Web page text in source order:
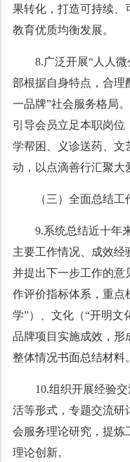
果转化，打造可持续、
教育优质均衡发展。
8.广泛开展“人人
部根据自身特点，合理
一品牌”社会服务格局
引导会员立足本职岗位
学帮困、义诊送药、文
动，以点滴善行汇聚大
（三）全面总结
9.系统总结近十年
主要工作情况、成效经
并提出下一步工作的意
作评价指标体系，重点
学”）、文化（“开明文
品牌项目实施成效，形
整体情况书面总结材料。
10.组织开展经验
活等形式，专题交流研
会服务理论研究，提炼
理论创新。